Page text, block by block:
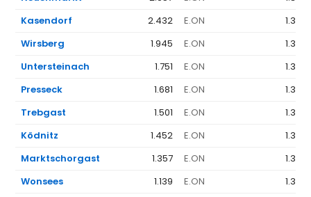
Kasendorf
2.432 E.ON
Wirsberg
1.945 E.ON
Untersteinach
1.751 E.ON
Presseck
1.681 E.ON
Trebgast
1.501 E.ON
Ködnitz
1.452 E.ON
Marktschorgast
1.357 E.ON
Wonsees
1.139 E.ON